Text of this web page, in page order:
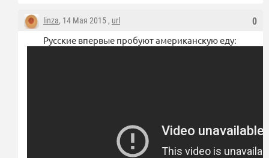
0
linza, 14 Мая 2015 , url
Русские впервые пробуют американскую еду: